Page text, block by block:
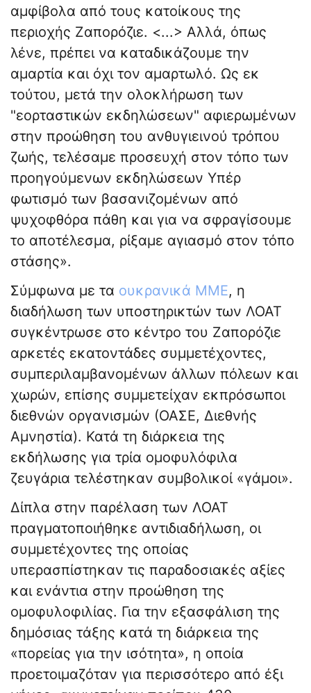
αμφίβολα από τους κατοίκους της
περιοχής Ζαπορόζιε. <...> Αλλά, όπως
λένε, πρέπει να καταδικάζουμε την
αμαρτία και όχι τον αμαρτωλό. Ως εκ
τούτου, μετά την ολοκλήρωση των
"εορταστικών εκδηλώσεων" αφιερωμένων
στην προώθηση του ανθυγιεινού τρόπου
ζωής, τελέσαμε προσευχή στον τόπο των
προηγούμενων εκδηλώσεων Υπέρ
φωτισμό των βασανιζομένων από
ψυχοφθόρα πάθη και για να σφραγίσουμε
το αποτέλεσμα, ρίξαμε αγιασμό στον τόπο
στάσης».
Σύμφωνα με τα ουκρανικά ΜΜΕ, η
διαδήλωση των υποστηρικτών των ΛΟΑΤ
συγκέντρωσε στο κέντρο του Ζαπορόζιε
αρκετές εκατοντάδες συμμετέχοντες,
συμπεριλαμβανομένων άλλων πόλεων και
χωρών, επίσης συμμετείχαν εκπρόσωποι
διεθνών οργανισμών (ΟΑΣΕ, Διεθνής
Αμνηστία). Κατά τη διάρκεια της
εκδήλωσης για τρία ομοφυλόφιλα
ζευγάρια τελέστηκαν συμβολικοί «γάμοι».
Δίπλα στην παρέλαση των ΛΟΑΤ
πραγματοποιήθηκε αντιδιαδήλωση, οι
συμμετέχοντες της οποίας
υπερασπίστηκαν τις παραδοσιακές αξίες
και ενάντια στην προώθηση της
ομοφυλοφιλίας. Για την εξασφάλιση της
δημόσιας τάξης κατά τη διάρκεια της
«πορείας για την ισότητα», η οποία
προετοιμαζόταν για περισσότερο από έξι